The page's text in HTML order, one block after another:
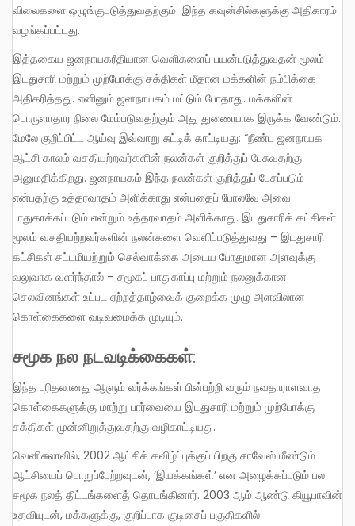
விலைகளை ஒழுங்குபடுத்துவதற்கும் இந்த கவுன்சில்களுக்கு அதிகாரம்
வழங்கப்பட்டது.
இத்தகைய ஜனநாயகரீதியான வெளிகளைப் பயன்படுத்துவதன் மூலம்
இடதுசாரி மற்றும் முற்போக்கு சக்திகள் மீதான மக்களின் நம்பிக்கை
அதிகரித்தது. எனினும் ஜனநாயகம் மட்டும் போதாது. மக்களின்
பொருளாதார நிலை மேம்படுவதற்கும் அது துணையாக இருக்க வேண்டும்.
மேலே குறிப்பிட்ட ஆய்வு இவ்வாறு சுட்டிக் காட்டியது: “நீண்ட ஜனநாயக
ஆட்சி காலம் வசதியற்றவர்களின் நலன்கள் குறித்துப் பேசுவதற்கு
அனுமதிக்கிறது. ஜனநாயகம் இந்த நலன்கள் குறித்துப் பேசப்படும்
என்பதற்கு உத்தரவாதம் அளிக்காது என்பதைப் போலவே அவை
பாதுகாக்கப்படும் என்றும் உத்தரவாதம் அளிக்காது. இடதுசாரிக் கட்சிகள்
மூலம் வசதியற்றவர்களின் நலன்களை வெளிப்படுத்துவது – இடதுசாரி
கட்சிகள் சட்டமியற்றும் செல்வாக்கை அடைய போதுமான அளவுக்கு
வலுவாக வளர்ந்தால் – சமூகப் பாதுகாப்பு மற்றும் நலனுக்கான
செலவினங்கள் உட்பட ஏற்றத்தாழ்வைக் குறைக்க முழு அளவிலான
கொள்கைகளை வடிவமைக்க முடியும்.
சமூக நல நடவடிக்கைகள்:
இந்த புரிதலானது ஆளும் வர்க்கங்கள் பின்பற்றி வரும் நவதாராளவாத
கொள்கைகளுக்கு மாற்று பார்வையை இடதுசாரி மற்றும் முற்போக்கு
சக்திகள் முன்னிறுத்துவதற்கு வழிகாட்டியது.
வெனிசுலாவில், 2002 ஆட்சிக் கவிழ்ப்புக்குப் பிறகு சாவேஸ் மீண்டும்
ஆட்சியைப் பொறுப்பேற்றவுடன், ‘இயக்கங்கள்’ என அழைக்கப்படும் பல
சமூக நலத் திட்டங்களைத் தொடங்கினார். 2003 ஆம் ஆண்டு கியூபாவின்
உதவியுடன், மக்களுக்கு, குறிப்பாக குடிசைப் பகுதிகளில்